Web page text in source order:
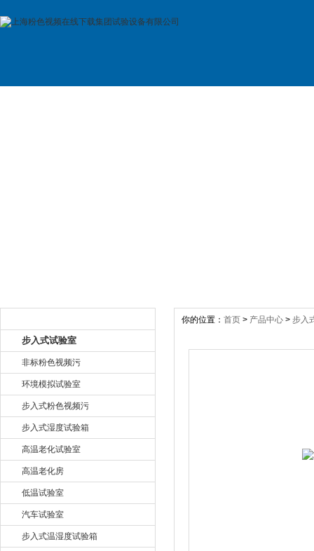
步入式试验室
非标粉色视频污
环境模拟试验室
步入式粉色视频污
步入式湿度试验箱
高温老化试验室
高温老化房
低温试验室
汽车试验室
步入式温湿度试验箱
你的位置： 首页 > 产品中心 > 步入